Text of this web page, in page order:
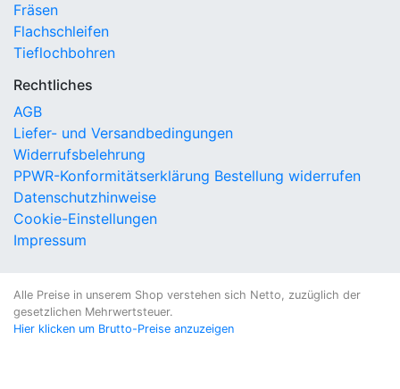
Fräsen
Flachschleifen
Tieflochbohren
Rechtliches
AGB
Liefer- und Versandbedingungen
Widerrufsbelehrung
PPWR-Konformitätserklärung Bestellung widerrufen
Datenschutzhinweise
Cookie-Einstellungen
Impressum
Alle Preise in unserem Shop verstehen sich Netto, zuzüglich der
gesetzlichen Mehrwertsteuer.
Hier klicken um Brutto-Preise anzuzeigen